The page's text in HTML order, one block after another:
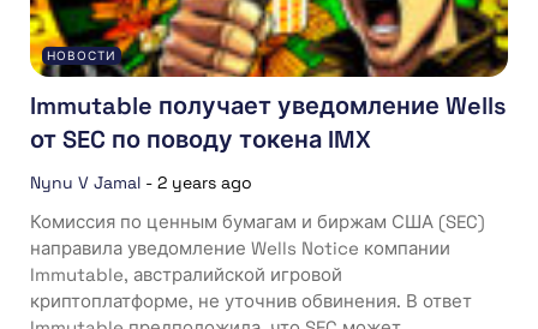
НОВОСТИ
Immutable получает уведомление Wells
от SEC по поводу токена IMX
Nynu V Jamal - 2 years ago
Комиссия по ценным бумагам и биржам США (SEC)
направила уведомление Wells Notice компании
Immutable, австралийской игровой
криптоплатформе, не уточнив обвинения. В ответ